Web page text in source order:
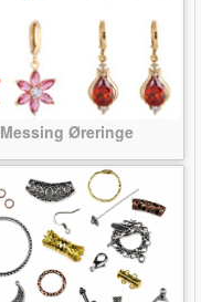
Messing Øreringe